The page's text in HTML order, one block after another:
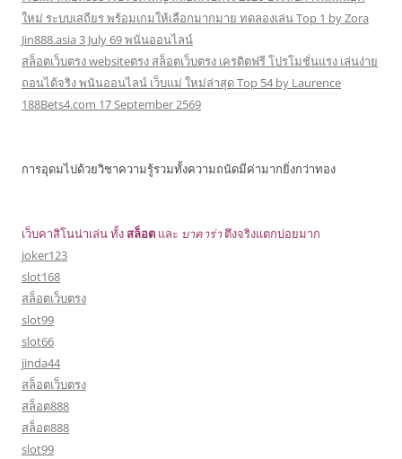
ใหม่ ระบบเสถียร พร้อมเกมให้เลือกมากมาย ทดลองเล่น Top 1 by Zora
Jin888.asia 3 July 69 พนันออนไลน์
สล็อตเว็บตรง websiteตรง สล็อตเว็บตรง เครดิตฟรี โปรโมชั่นแรง เล่นง่าย
ถอนได้จริง พนันออนไลน์ เว็บแม่ ใหม่ล่าสุด Top 54 by Laurence
188Bets4.com 17 September 2569
การอุดมไปด้วยวิชาความรู้รวมทั้งความถนัดมีค่ามากยิ่งกว่าทอง
เว็บคาสิโนน่าเล่น ทั้งสล็อต และ บาคาร่าตึงจริงแตกบ่อยมาก
joker123
slot168
สล็อตเว็บตรง
slot99
slot66
jinda44
สล็อตเว็บตรง
สล็อต888
สล็อต888
slot99